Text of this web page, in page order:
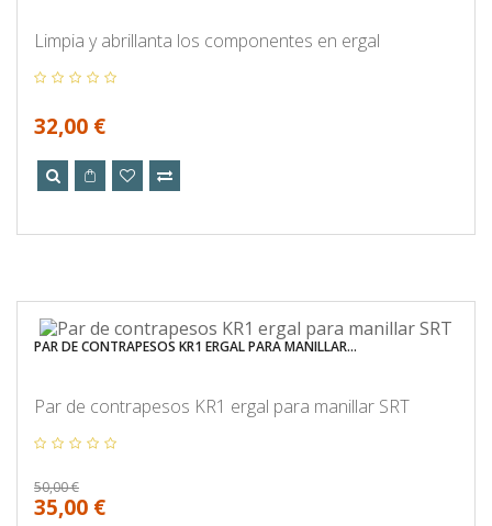
Limpia y abrillanta los componentes en ergal
32,00 €
PAR DE CONTRAPESOS KR1 ERGAL PARA MANILLAR...
Par de contrapesos KR1 ergal para manillar SRT
50,00 €
35,00 €